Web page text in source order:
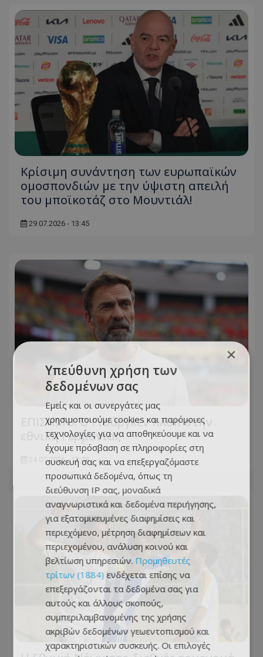
Κρίσιμη συνάντηση των ευρωπαϊκών
ομοσπονδιών με την ύψιστη απειλή
του μποϊκοτάζ στο Μουντιάλ!
29.07.2026 - 13:45
ΕΠΙΣΗΜΟ: Ο Γιούργκεν Κλοπ στην
εθνική Γερμανίας
24.07.2026 - 12:48
×
Υπεύθυνη χρήση των
δεδομένων σας
Εμείς και οι συνεργάτες μας
χρησιμοποιούμε cookies και παρόμοιες
τεχνολογίες για να αποθηκεύουμε και να
έχουμε πρόσβαση σε πληροφορίες στη
συσκευή σας και να επεξεργαζόμαστε
προσωπικά δεδομένα, όπως τη
διεύθυνση IP σας, μοναδικά
αναγνωριστικά και δεδομένα περιήγησης,
για εξατομικευμένες διαφημίσεις και
περιεχόμενο, μέτρηση διαφημίσεων και
περιεχομένου, ανάλυση κοινού και
βελτίωση υπηρεσιών. Προμηθευτές
τρίτων (1884) ενδέχεται επίσης να
επεξεργάζονται τα δεδομένα σας για
αυτούς και άλλους σκοπούς,
συμπεριλαμβανομένης της χρήσης
ακριβών δεδομένων γεωεντοπισμού και
χαρακτηριστικών συσκευής. Οι επιλογές